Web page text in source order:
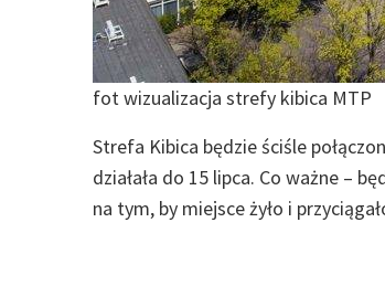
fot wizualizacja strefy kibica MTP
Strefa Kibica będzie ściśle
działała do 15 lipca. Co ważne –
na tym, by miejsce żyło i